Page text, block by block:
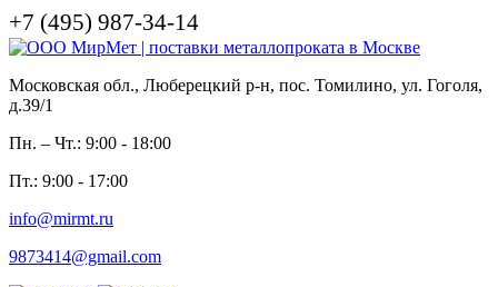
+7 (495) 987-34-14
Московская обл., Люберецкий р-н, пос. Томилино, ул. Гоголя,
д.39/1
Пн. – Чт.: 9:00 - 18:00
Пт.: 9:00 - 17:00
info@mirmt.ru
9873414@gmail.com